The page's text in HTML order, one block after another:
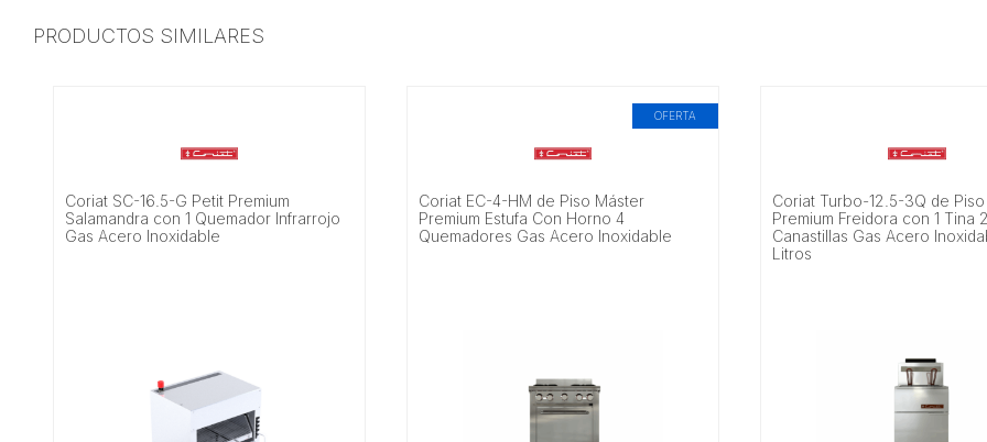
PRODUCTOS SIMILARES
Coriat SC-16.5-G Petit Premium
Salamandra con 1 Quemador Infrarrojo
Gas Acero Inoxidable
OFERTA
Coriat EC-4-HM de Piso Máster
Premium Estufa Con Horno 4
Quemadores Gas Acero Inoxidable
Coriat Turbo-12.5-3Q de
Premium Freidora con 1 Tina 2
Canastillas Gas Acero
Litros